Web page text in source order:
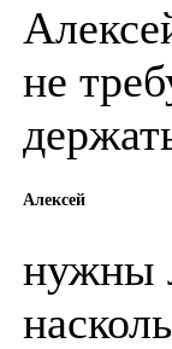
не
Алексей
нужны